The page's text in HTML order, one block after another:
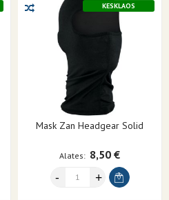
KESKLAOS
Mask Zan Headgear Solid
Alates 8,50 €